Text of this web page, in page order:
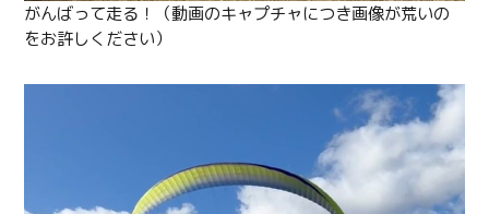
がんばって走る！（動画のキャプチャにつき画像が荒いの
をお許しください）